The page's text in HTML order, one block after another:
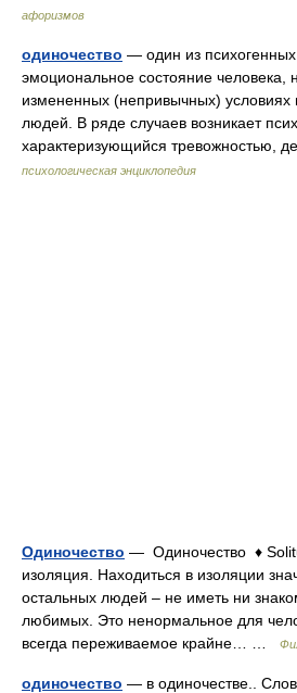
афоризмов
одиночество — один из
эмоциональное состояние человека,
измененных (непривычных) условиях
людей. В ряде случаев возникает
характеризующийся тревожностью,
психологическая энциклопедия
Одиночество — Одиночество ♦
изоляция. Находиться в изоляции
остальных людей – не иметь ни
любимых. Это ненормальное для
всегда переживаемое крайне… …
одиночество — в одиночестве..